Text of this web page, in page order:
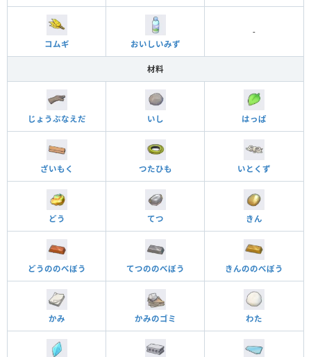
コムギ おいしいみず
-
材料
じょうぶなえだ いし はっぱ
ざいもく つたひも いとくず
どう てつ きん
どうののべぼう てつののべぼう きんののべぼう
かみ かみのゴミ わた